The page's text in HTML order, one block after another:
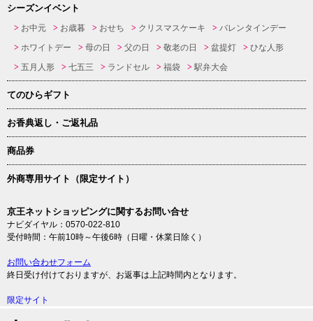
シーズンイベント
お中元 お歳暮 おせち クリスマスケーキ
バレンタインデー
ホワイトデー
母の日 父の日 敬老の日 盆提灯
ひな人形
五月人形
七五三 ランドセル 福袋 駅弁大会
てのひらギフト
お香典返し・ご返礼品
商品券
外商専用サイト（限定サイト）
京王ネットショッピングに関するお問い合せ
ナビダイヤル：0570-022-810
受付時間：午前10時～午後6時（日曜・休業日除く）
お問い合わせフォーム
終日受け付けておりますが、お返事は上記時間内となります。
限定サイト